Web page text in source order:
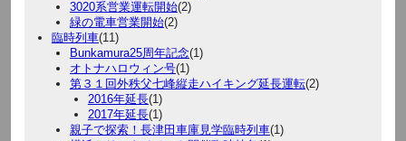
3020系営業運転開始(2)
緑の電車営業開始(2)
臨時列車(11)
Bunkamura25周年記念(1)
オトナハロウィン号(1)
第３１回外秩父七峰縦走ハイキング延長運転(2)
2016年延長(1)
2017年延長(1)
親子で探索！長津田車庫見学臨時列車(1)